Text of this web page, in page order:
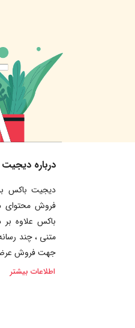
درباره
دیجیت باکس
فروش محتوای
باکس علاوه بر
متنی ، چند
جهت فروش
اطلاعات بیشتر